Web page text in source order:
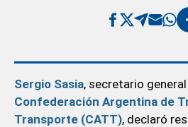
Sergio Sasia, secretario
Confederación Argentina de
Transporte (CATT), declaró